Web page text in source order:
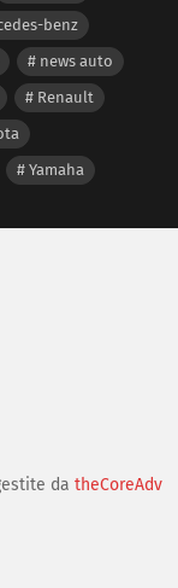
benz
news auto
Renault
Yamaha
da theCoreAdv